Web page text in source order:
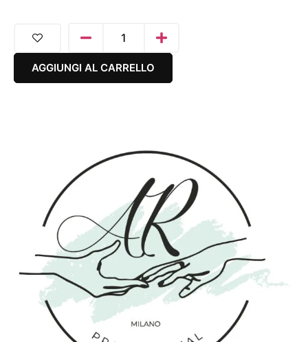
AGGIUNGI AL CARRELLO